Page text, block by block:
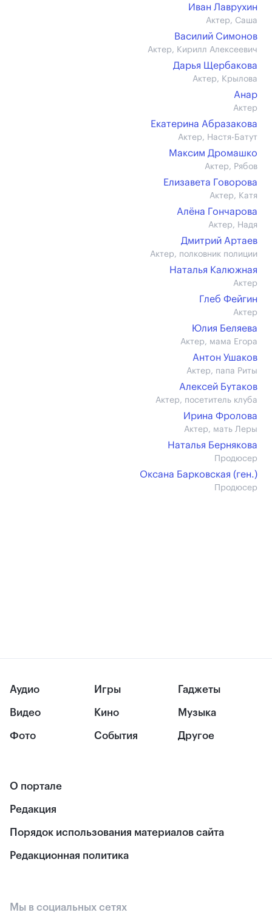
Иван Лаврухин
Актер, Саша
Василий Симонов
Актер, Кирилл Алексеевич
Дарья Щербакова
Актер, Крылова
Анар
Актер
Екатерина Абразакова
Актер, Настя-Батут
Максим Дромашко
Актер, Рябов
Елизавета Говорова
Актер, Катя
Алёна Гончарова
Актер, Надя
Дмитрий Артаев
Актер, полковник полиции
Наталья Калюжная
Актер
Глеб Фейгин
Актер
Юлия Беляева
Актер, мама Егора
Антон Ушаков
Актер, папа Риты
Алексей Бутаков
Актер, посетитель клуба
Ирина Фролова
Актер, мать Леры
Наталья Бернякова
Продюсер
Оксана Барковская (ген.)
Продюсер
Аудио
Видео
Фото
Игры
Кино
События
Гаджеты
Музыка
Другое
О портале
Редакция
Порядок использования материалов сайта
Редакционная политика
Мы в социальных сетях